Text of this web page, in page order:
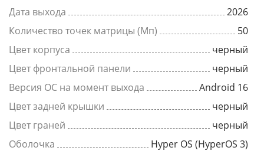
Дата выхода
2026
Количество точек матрицы (Мп)
50
Цвет корпуса
черный
Цвет фронтальной панели
черный
Версия ОС на момент выхода
Android 16
Цвет задней крышки
черный
Цвет граней
черный
Оболочка
Hyper OS (HyperOS 3)